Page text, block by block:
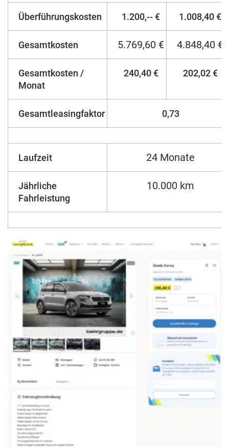
Überführungskosten 1.200,-- € 1.008,40 €
Gesamtkosten 5.769,60 € 4.848,40 €
Gesamtkosten /
Monat
240,40 € 202,02 €
Gesamtleasingfaktor 0,73
Laufzeit 24 Monate
Jährliche
Fahrleistung
10.000 km